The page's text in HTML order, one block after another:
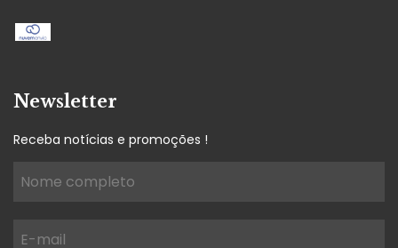
Newsletter
Receba notícias e promoções !